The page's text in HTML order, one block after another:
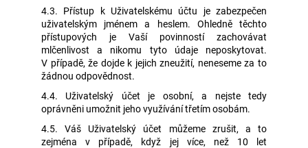
4.3. Přístup k Uživatelskému účtu je zabezpečen
uživatelským jménem a heslem. Ohledně těchto
přístupových je Vaší povinností zachovávat
mlčenlivost a nikomu tyto údaje neposkytovat.
V případě, že dojde k jejich zneužití, neneseme za to
žádnou odpovědnost.
4.4. Uživatelský účet je osobní, a nejste tedy
oprávněni umožnit jeho využívání třetím osobám.
4.5. Váš Uživatelský účet můžeme zrušit, a to
zejména v případě, když jej více, než 10 let